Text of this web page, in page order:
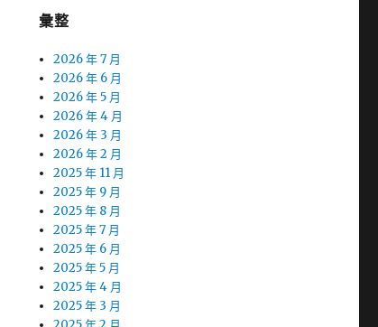
彙整
2026 年 7 月
2026 年 6 月
2026 年 5 月
2026 年 4 月
2026 年 3 月
2026 年 2 月
2025 年 11 月
2025 年 9 月
2025 年 8 月
2025 年 7 月
2025 年 6 月
2025 年 5 月
2025 年 4 月
2025 年 3 月